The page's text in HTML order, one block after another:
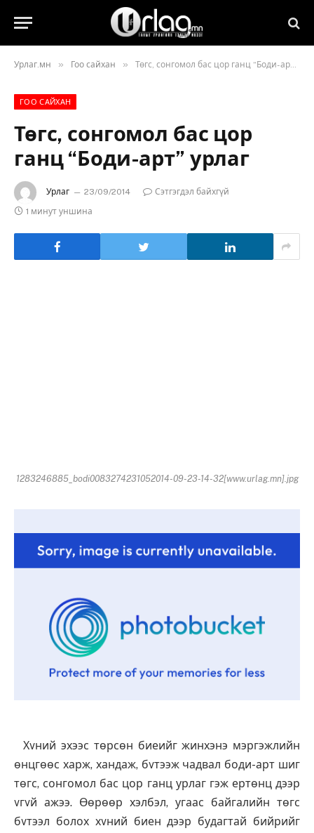
Урлаг.мн » Гоо сайхан » Төгс, сонгомол бас цор ганц “Боди-арт” урлаг
ГОО САЙХАН
Төгс, сонгомол бас цор
ганц “Боди-арт” урлаг
Урлаг 23/09/2014
Сэтгэгдэл байхгүй
1 минут уншина
1283246885_bodi0083274231052014-09-23-14-32[www.urlag.mn].jpg
Хvний эхээс төрсөн биеийг жинхэнэ мэргэжлийн
өнцгөөс харж, хандаж, бvтээж чадвал боди-арт шиг
төгс, сонгомол бас цор ганц урлаг гэж ертөнц дээр
vгvй ажээ. Өөрөөр хэлбэл, угаас байгалийн төгс
бvтээл болох хvний биен дээр будагтай бийрийг